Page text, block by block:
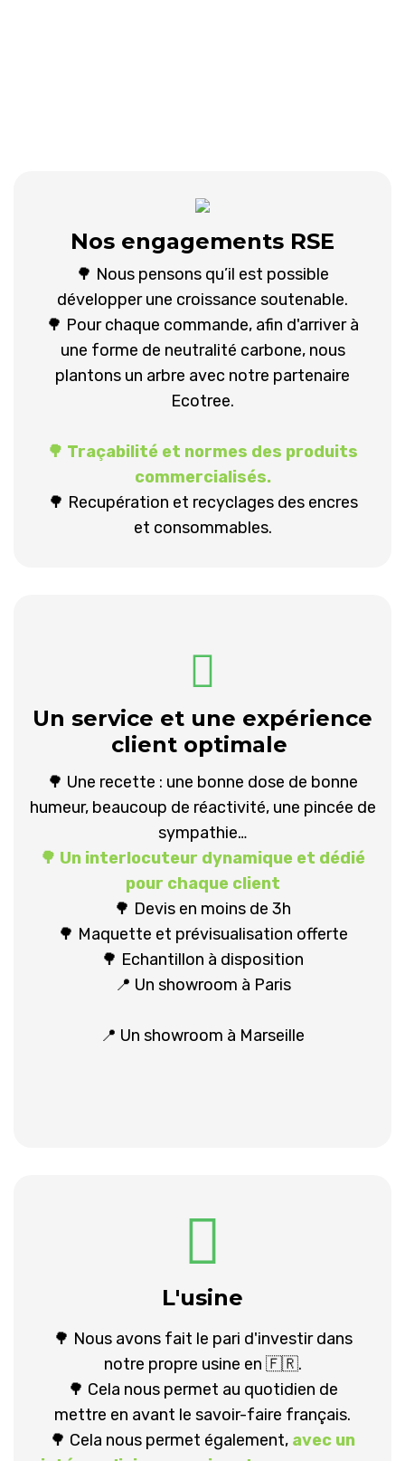
Nos engagements RSE
🌳 Nous pensons qu’il est possible
développer une croissance soutenable.
🌳 Pour chaque commande, afin d'arriver à
une forme de neutralité carbone, nous
plantons un arbre avec notre partenaire
Ecotree.
🌳 Traçabilité et normes des produits
commercialisés.
🌳 Recupération et recyclages des encres
et consommables.
Un service et une expérience
client optimale
🌳 Une recette : une bonne dose de bonne
humeur, beaucoup de réactivité, une pincée de
sympathie…
🌳 Un interlocuteur dynamique et dédié
pour chaque client
🌳 Devis en moins de 3h
🌳 Maquette et prévisualisation offerte
🌳 Echantillon à disposition
📍 Un showroom à Paris
📍 Un showroom à Marseille
L'usine
🌳 Nous avons fait le pari d'investir dans
notre propre usine en 🇫🇷.
🌳 Cela nous permet au quotidien de
mettre en avant le savoir-faire français.
🌳 Cela nous permet également, avec un